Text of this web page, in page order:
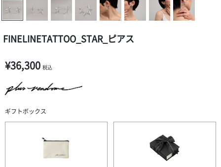
FINELINETATTOO_STAR_ピアス
¥36,300 税込
ギフトボックス